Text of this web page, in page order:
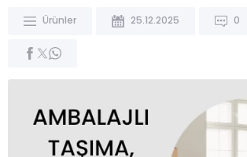
Ürünler 25.12.2025 0